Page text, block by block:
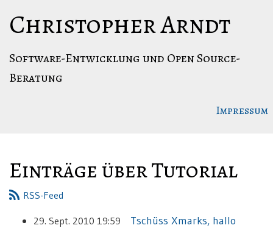
zum
Hauptinhalt
Christopher Arndt
Software-Entwicklung und Open Source-
Beratung
Impressum
Einträge über Tutorial
RSS-Feed
29. Sept. 2010 19:59
Tschüss Xmarks, hallo